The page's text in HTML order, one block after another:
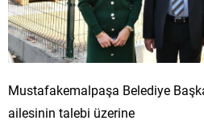
Mustafakemalpaşa Belediye
ailesinin talebi üzerine